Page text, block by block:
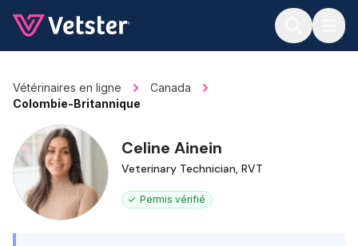
Vétérinaires en ligne
Canada
Colombie-Britannique
Celine Ainein
Veterinary Technician, RVT
Permis vérifié